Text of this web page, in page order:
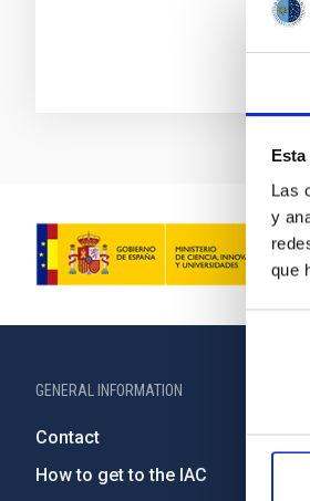
Las
y
que
Selección
GENERAL INFORMATION
Contact
How to get to the IAC